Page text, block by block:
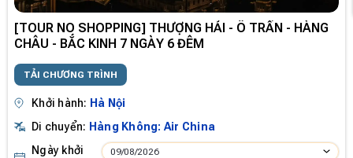
[TOUR NO SHOPPING] THƯỢNG HẢI - Ô TRẤN - HÀNG
CHÂU - BẮC KINH 7 NGÀY 6 ĐÊM
TẢI CHƯƠNG TRÌNH
Khởi hành: Hà Nội
Di chuyển: Hàng Không: Air China
Ngày khởi
09/08/2026